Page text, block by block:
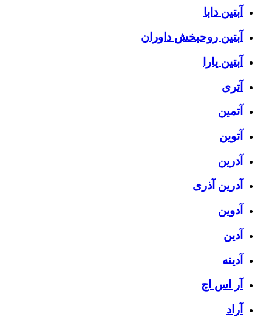
آبتین دابا
آبتین روحبخش داوران
آبتین یارا
آتری
آتمین
آتوین
آدرین
آدرین آذری
آدوین
آدین
آدینه
آر اس اچ
آراد